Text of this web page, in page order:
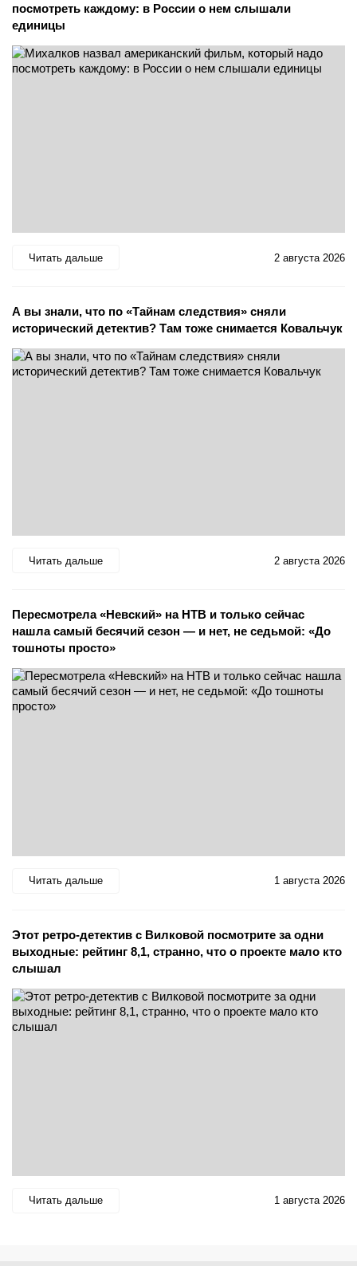
посмотреть каждому: в России о нем слышали
единицы
Читать дальше 2 августа 2026
А вы знали, что по «Тайнам следствия» сняли
исторический детектив? Там тоже снимается Ковальчук
Читать дальше 2 августа 2026
Пересмотрела «Невский» на НТВ и только сейчас
нашла самый бесячий сезон — и нет, не седьмой: «До
тошноты просто»
Читать дальше 1 августа 2026
Этот ретро-детектив с Вилковой посмотрите за одни
выходные: рейтинг 8,1, странно, что о проекте мало кто
слышал
Читать дальше 1 августа 2026